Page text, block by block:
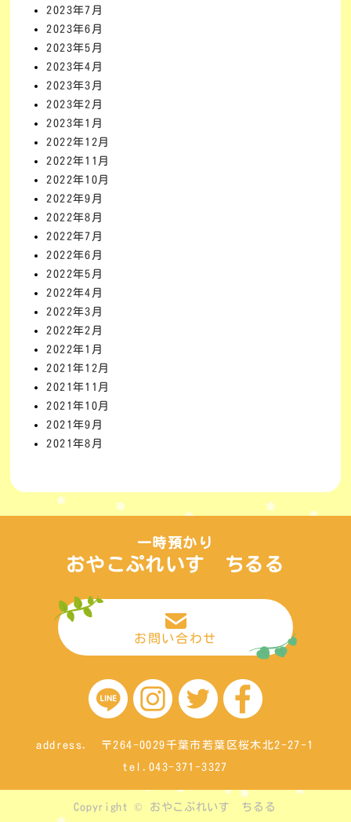
2023年7月
2023年6月
2023年5月
2023年4月
2023年3月
2023年2月
2023年1月
2022年12月
2022年11月
2022年10月
2022年9月
2022年8月
2022年7月
2022年6月
2022年5月
2022年4月
2022年3月
2022年2月
2022年1月
2021年12月
2021年11月
2021年10月
2021年9月
2021年8月
一時預かり
おやこぷれいす ちるる
お問い合わせ
address. 〒264-0029千葉市若葉区桜木北2-27-1
tel.043-371-3327
Copyright © おやこぷれいす ちるる